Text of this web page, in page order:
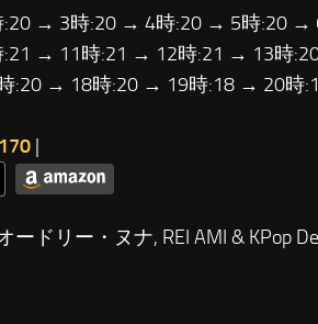
→ 3時:20 → 4時:20 → 5時:20 →
→ 11時:21 → 12時:21 → 13時
:20 → 18時:20 → 19時:18 → 20時
|
ードリー・ヌナ, REI AMI & KPop